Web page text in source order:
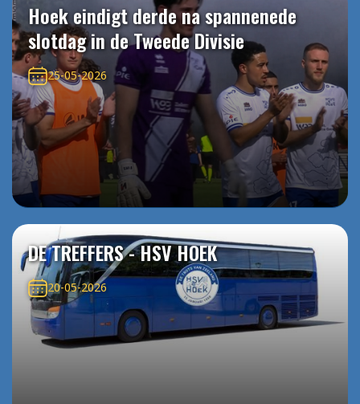
Hoek eindigt derde na spannenede
slotdag in de Tweede Divisie
25-05-2026
DE TREFFERS - HSV HOEK
20-05-2026